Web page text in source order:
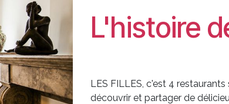
L'histoire
LES FILLES, c'est 4
découvrir et partager de